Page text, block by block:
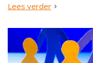
Lees verder